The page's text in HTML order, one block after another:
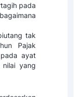
pada
tak
Pajak
ayat
nilai yang